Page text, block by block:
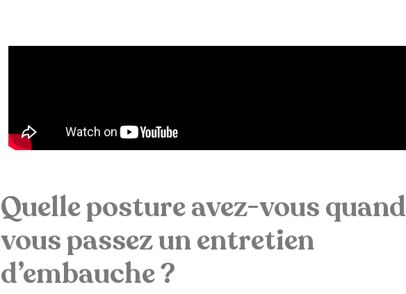
Quelle posture avez-vous quand
vous passez un entretien
d’embauche ?